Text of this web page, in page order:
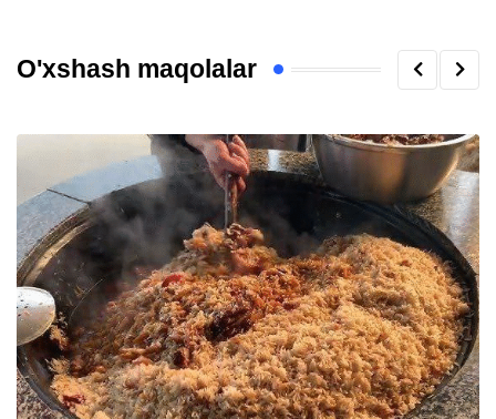
O'xshash maqolalar